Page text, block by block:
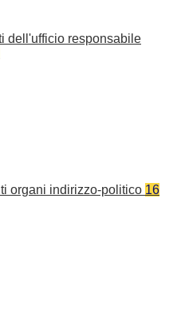
dell'ufficio responsabile
organi indirizzo-politico 16